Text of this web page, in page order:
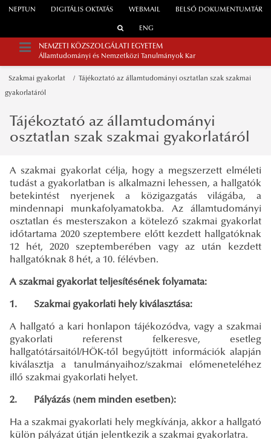
WEBMAIL
NEPTUN DIGITÁLIS OKTATÁS BELSŐ DOKUMENTUMTÁR
ENG
NEMZETI KÖZSZOLGÁLATI EGYETEM
Államtudományi és Nemzetközi Tanulmányok Kar
Szakmai gyakorlat Tájékoztató az államtudományi osztatlan szak szakmai
gyakorlatáról
Tájékoztató az államtudományi
osztatlan szak szakmai gyakorlatáról
A szakmai gyakorlat célja, hogy a megszerzett elméleti
tudást a gyakorlatban is alkalmazni lehessen, a hallgatók
betekintést nyerjenek a közigazgatás világába, a
mindennapi munkafolyamatokba. Az államtudományi
osztatlan és mesterszakon a kötelező szakmai gyakorlat
időtartama 2020 szeptembere előtt kezdett hallgatóknak
12 hét, 2020 szeptemberében vagy az után kezdett
hallgatóknak 8 hét, a 10. félévben.
A szakmai gyakorlat teljesítésének folyamata:
1. Szakmai gyakorlati hely kiválasztása:
A hallgató a kari honlapon tájékozódva, vagy a szakmai
gyakorlati referenst felkeresve, esetleg
hallgatótársaitól/HÖK-től begyűjtött információk alapján
kiválasztja a tanulmányaihoz/szakmai előmeneteléhez
illő szakmai gyakorlati helyet.
2. Pályázás (nem minden esetben):
Ha a szakmai gyakorlati hely megkívánja, akkor a hallgató
külön pályázat útján jelentkezik a szakmai gyakorlatra.